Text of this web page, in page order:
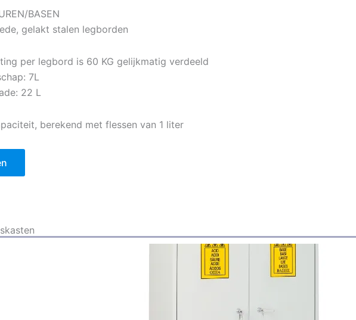
BASEN
gelakt stalen legborden
per legbord is 60 KG gelijkmatig verdeeld
7L
22 L
berekend met flessen van 1 liter